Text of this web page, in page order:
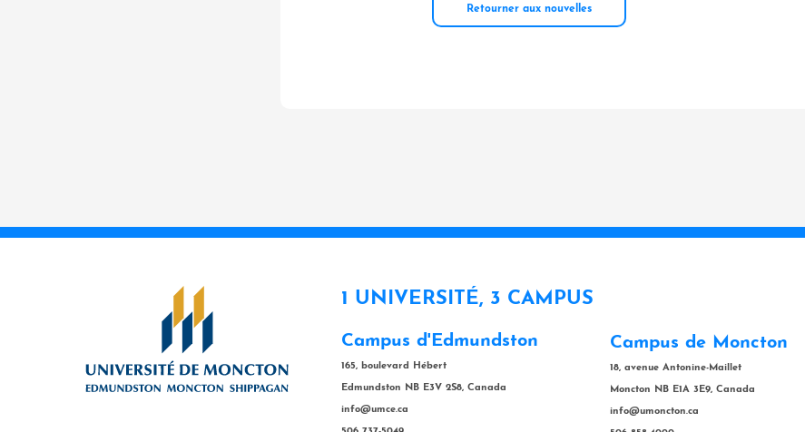
Retourner aux nouvelles
1 UNIVERSITÉ, 3 CAMPUS
Campus d'Edmundston
165, boulevard Hébert
Edmundston NB E3V 2S8, Canada
info@umce.ca
Campus de Moncton
18, avenue Antonine-Maillet
Moncton NB E1A 3E9, Canada
info@umoncton.ca